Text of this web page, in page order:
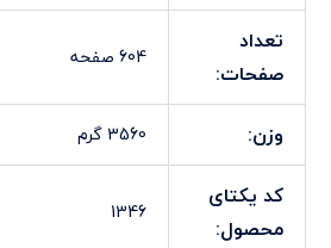
تعداد
صفحات:
604 صفحه
وزن: 3560 گرم
کد یکتای
محصول:
1346